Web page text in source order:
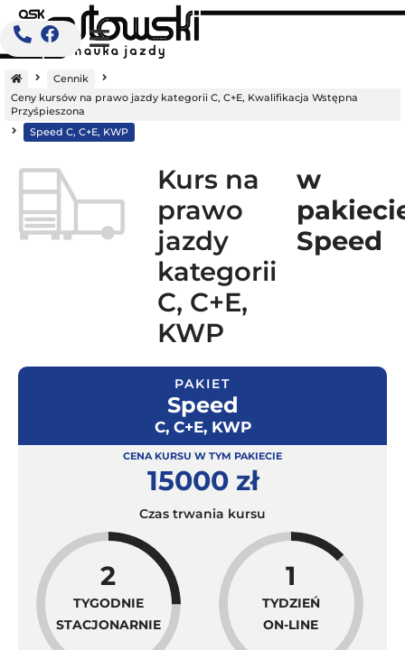
Strona
główna
Cennik
Ceny kursów na prawo jazdy kategorii C, C+E, Kwalifikacja Wstępna
Przyśpieszona
Speed C, C+E, KWP
Kurs na
prawo
jazdy
kategorii
C, C+E,
KWP
w
Speed
PAKIET
Speed
C, C+E, KWP
CENA KURSU W TYM PAKIECIE
15000 zł
Czas trwania kursu
2
TYGODNIE
STACJONARNIE
1
TYDZIEŃ
ON-LINE